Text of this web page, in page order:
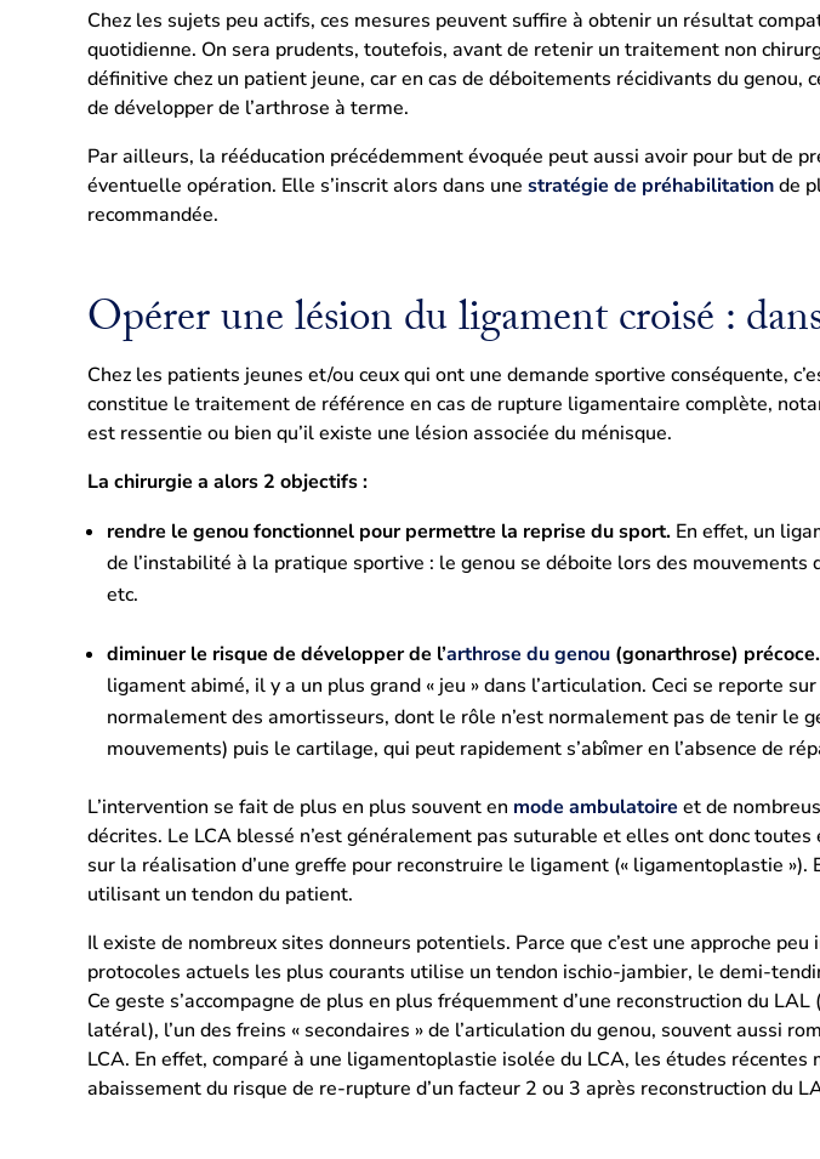
Chez les sujets peu actifs, ces mesures peuvent suffire à obtenir un résultat
quotidienne. On sera prudents, toutefois, avant de retenir un traitement non
définitive chez un patient jeune, car en cas de déboitements récidivants du genou,
de développer de l’arthrose à terme.
Par ailleurs, la rééducation précédemment évoquée peut aussi avoir pour but de
éventuelle opération. Elle s’inscrit alors dans une stratégie de préhabilitationde
recommandée.
Opérer une lésion du ligament croisé :
Chez les patients jeunes et/ou ceux qui ont une demande sportive conséquente,
constitue le traitement de référence en cas de rupture ligamentaire complète,
est ressentie ou bien qu’il existe une lésion associée du ménisque.
La chirurgie a alors 2 objectifs :
rendre le genou fonctionnel pour permettre la reprise du sport. En effet, un
de l’instabilité à la pratique sportive : le genou se déboite lors des mouvements
etc.
diminuer le risque de développer de l’arthrose du genou (gonarthrose) précoce.
ligament abimé, il y a un plus grand « jeu » dans l’articulation. Ceci se reporte
normalement des amortisseurs, dont le rôle n’est normalement pas de tenir le
mouvements) puis le cartilage, qui peut rapidement s’abîmer en l’absence de
L’intervention se fait de plus en plus souvent en mode ambulatoire et de
décrites. Le LCA blessé n’est généralement pas suturable et elles ont donc toutes
sur la réalisation d’une greffe pour reconstruire le ligament (« ligamentoplastie »).
utilisant un tendon du patient.
Il existe de nombreux sites donneurs potentiels. Parce que c’est une approche peu
protocoles actuels les plus courants utilise un tendon ischio-jambier, le demi-
Ce geste s’accompagne de plus en plus fréquemment d’une reconstruction du
latéral), l’un des freins « secondaires » de l’articulation du genou, souvent aussi
LCA. En effet, comparé à une ligamentoplastie isolée du LCA, les études récentes
abaissement du risque de re-rupture d’un facteur 2 ou 3 après reconstruction du